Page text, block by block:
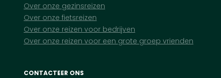
Over onze gezinsreizen
Over onze fietsreizen
Over onze reizen voor bedrijven
Over onze reizen voor een grote groep vrienden
CONTACTEER ONS